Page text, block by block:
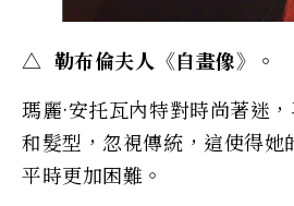
△ 勒布倫夫人《自畫像》。
瑪麗·安托瓦內特對時尚著迷
和髮型，忽視傳統，這使得她
平時更加困難。